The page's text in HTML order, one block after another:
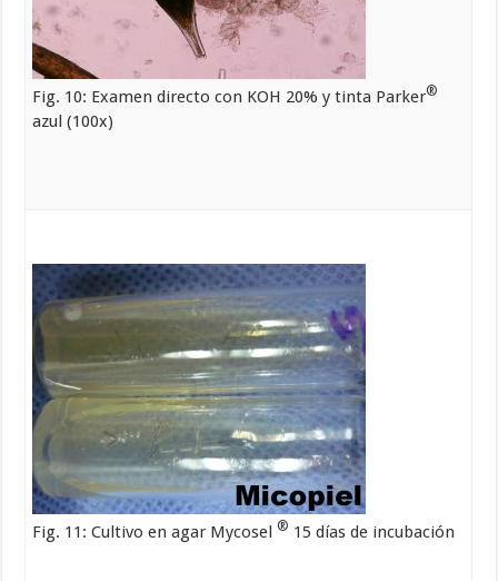
Fig. 10: Examen directo con KOH 20% y tinta Parker®
azul (100x)
Fig. 11: Cultivo en agar Mycosel ® 15 días de incubación